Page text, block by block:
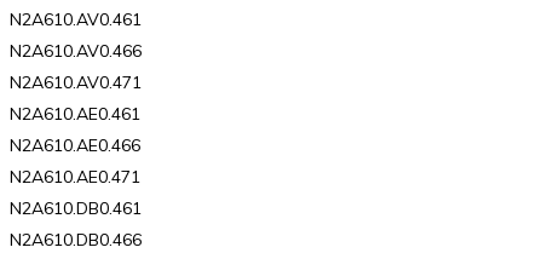
N2A610.AV0.461
N2A610.AV0.466
N2A610.AV0.471
N2A610.AE0.461
N2A610.AE0.466
N2A610.AE0.471
N2A610.DB0.461
N2A610.DB0.466